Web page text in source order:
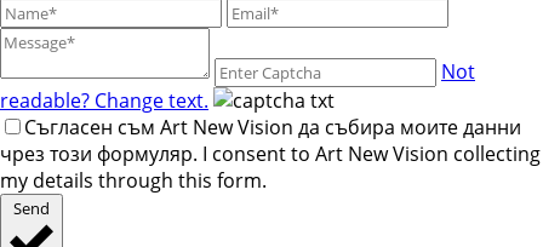
Not
readable? Change text.
Съгласен съм Art New Vision да събира моите данни
чрез този формуляр. I consent to Art New Vision collecting
my details through this form.
Send